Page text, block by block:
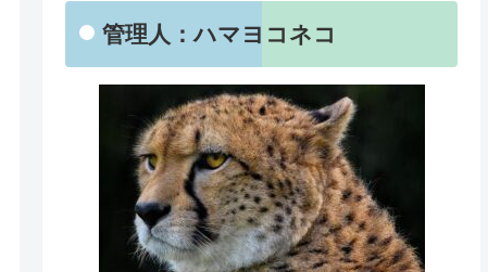
管理人：ハマヨコネコ